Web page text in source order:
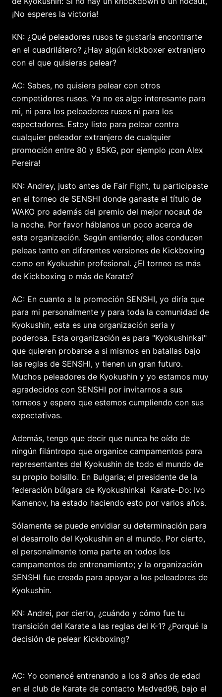
¡No esperes la victoria!
KN: ¿Qué peleadores rusos te gustaría encontrarte
en el cuadrilátero? ¿Hay algún kickboxer extranjero
con el que quisieras pelear?
AC: Sabes, no quisiera pelear con otros
competidores rusos. Ya no es algo interesante para
mi, ni para los peleadores rusos ni para los
espectadores. Estoy listo para pelear contra
cualquier peleador extranjero de cualquier
promoción entre 80 y 85KG, por ejemplo ¡con Alex
Pereira!
KN: Andrey, justo antes de Fair Fight, tu participaste
en el torneo de SENSHI donde ganaste el título de
WAKO pro además del premio del mejor nocaut de
la noche. Por favor háblanos un poco acerca de
esta organización. Según entiendo; ellos conducen
peleas tanto en diferentes versiones de Kickboxing
como en Kyokushin profesional. ¿El torneo es más
de Kickboxing o más de Karate?
AC: En cuanto a la promoción SENSHI, yo diría que
para mi personalmente y para toda la comunidad de
Kyokushin, esta es una organización seria y
poderosa. Esta organización es para "Kyokushinkai"
que quieren probarse a si mismos en batallas bajo
las reglas de SENSHI, y tienen un gran futuro.
Muchos peleadores de Kyokushin y yo estamos muy
agradecidos con SENSHI por invitarnos a sus
torneos y espero que estemos cumpliendo con sus
expectativas.
Además, tengo que decir que nunca he oído de
ningún filántropo que organice campamentos para
representantes del Kyokushin de todo el mundo de
su propio bolsillo. En Bulgaria; el presidente de la
federación búlgara de Kyokushinkai Karate-Do: Ivo
Kamenov, ha estado haciendo esto por varios años.
Sólamente se puede envidiar su determinación para
el desarrollo del Kyokushin en el mundo. Por cierto,
el personalmente toma parte en todos los
campamentos de entrenamiento; y la organización
SENSHI fue creada para apoyar a los peleadores de
Kyokushin.
KN: Andrei, por cierto, ¿cuándo y cómo fue tu
transición del Karate a las reglas del K-1? ¿Porqué la
decisión de pelear Kickboxing?
AC: Yo comencé entrenando a los 8 años de edad
en el club de Karate de contacto Medved96, bajo el